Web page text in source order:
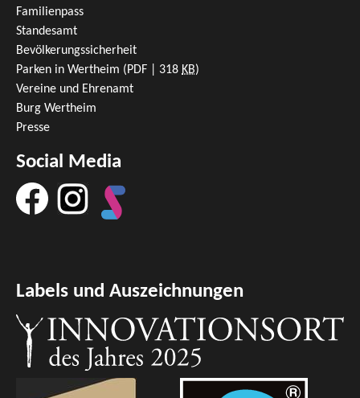
Familienpass
Standesamt
Bevölkerungssicherheit
Parken in Wertheim (PDF | 318 KB)
Vereine und Ehrenamt
Burg Wertheim
Presse
Social Media
Labels und Auszeichnungen